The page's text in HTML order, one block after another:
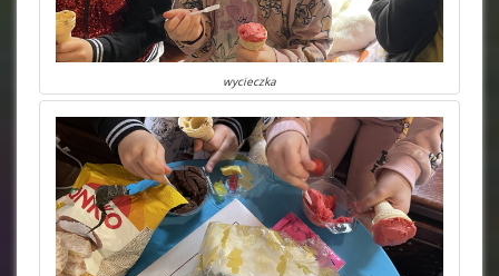
wycieczka